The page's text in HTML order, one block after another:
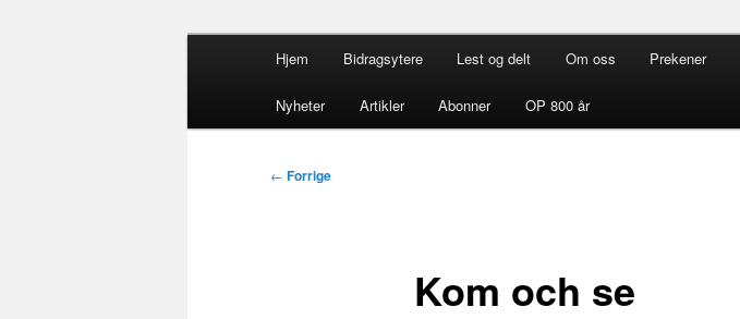
Dominikanerordenen i Norden
Hjem Bidragsytere Lest og delt Om oss Prekener
Nyheter Artikler Abonner OP 800 år
Innleggsnavigasjon
← Forrige
Kom och se